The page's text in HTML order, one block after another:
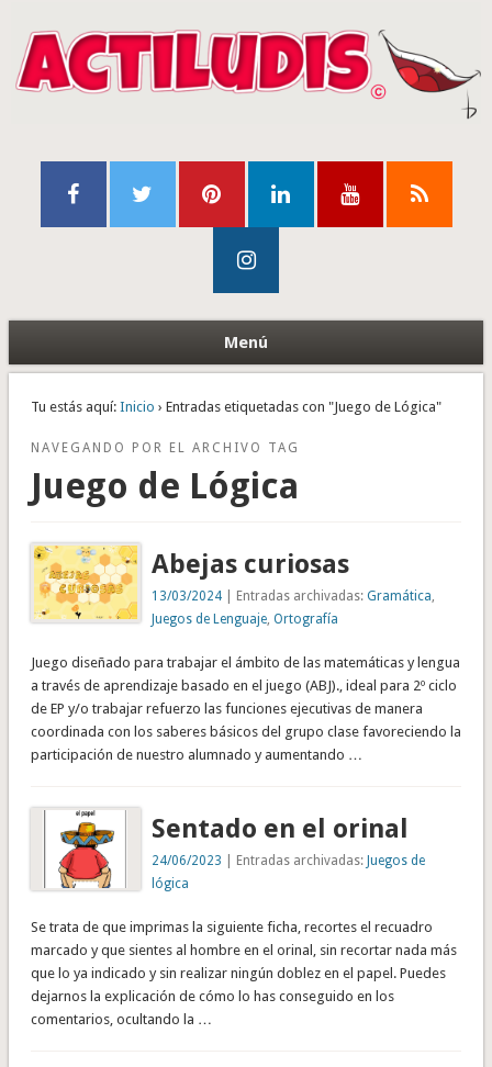
Menú
Tu estás aquí: Inicio › Entradas etiquetadas con "Juego de Lógica"
NAVEGANDO POR EL ARCHIVO TAG
Juego de Lógica
Abejas curiosas
13/03/2024 | Entradas archivadas:Gramática
Juegos de Lenguaje ,Ortografía
Juego diseñado para trabajar el ámbito de las matemáticas y lengua
a través de aprendizaje basado en el juego (ABJ)., ideal para 2º ciclo
de EP y/o trabajar refuerzo las funciones ejecutivas de manera
coordinada con los saberes básicos del grupo clase favoreciendo la
participación de nuestro alumnado y aumentando …
Sentado en el orinal
24/06/2023 | Entradas archivadas:Juegos de
lógica
Se trata de que imprimas la siguiente ficha, recortes el recuadro
marcado y que sientes al hombre en el orinal, sin recortar nada más
que lo ya indicado y sin realizar ningún doblez en el papel. Puedes
dejarnos la explicación de cómo lo has conseguido en los
comentarios, ocultando la …